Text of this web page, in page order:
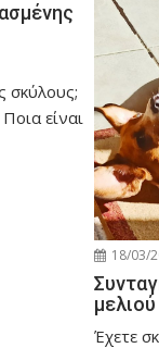
σκύλους;
είναι
18/03/
μελιού
Έχετε